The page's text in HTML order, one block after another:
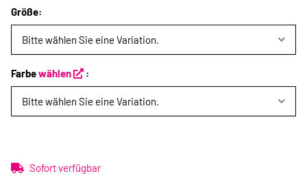
Größe:
Bitte wählen Sie eine Variation.
Farbewählen :
Bitte wählen Sie eine Variation.
Sofort verfügbar